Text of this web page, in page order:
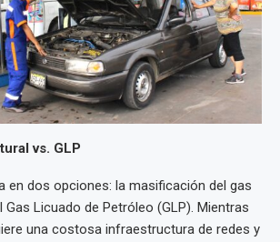
vs. GLP
en dos opciones: la masificación del gas
Gas Licuado de Petróleo (GLP). Mientras
una costosa infraestructura de redes y